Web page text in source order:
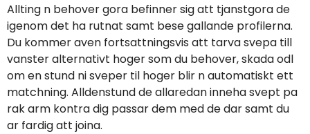
Allting n behover gora befinner sig att tjanstgora de
igenom det ha rutnat samt bese gallande profilerna.
Du kommer aven fortsattningsvis att tarva svepa till
vanster alternativt hoger som du behover, skada odl
om en stund ni sveper til hoger blir n automatiskt ett
matchning. Alldenstund de allaredan inneha svept pa
rak arm kontra dig passar dem med de dar samt du
ar fardig att joina.